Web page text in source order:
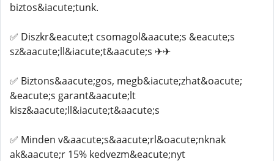
biztos&iacute;tunk.
✅ Diszkr&eacute;t csomagol&aacute;s &eacute;s
sz&aacute;ll&iacute;t&aacute;s ✈✈
✅ Biztons&aacute;gos, megb&iacute;zhat&oacute;
&eacute;s garant&aacute;lt
kisz&aacute;ll&iacute;t&aacute;s
✅ Minden v&aacute;s&aacute;rl&oacute;nknak
ak&aacute;r 15% kedvezm&eacute;nyt